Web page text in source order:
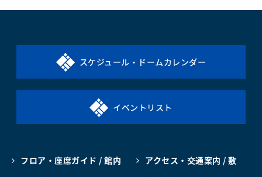
スケジュール・ドームカレンダー
イベントリスト
フロア・座席ガイド / 館内
アクセス・交通案内 / 敷